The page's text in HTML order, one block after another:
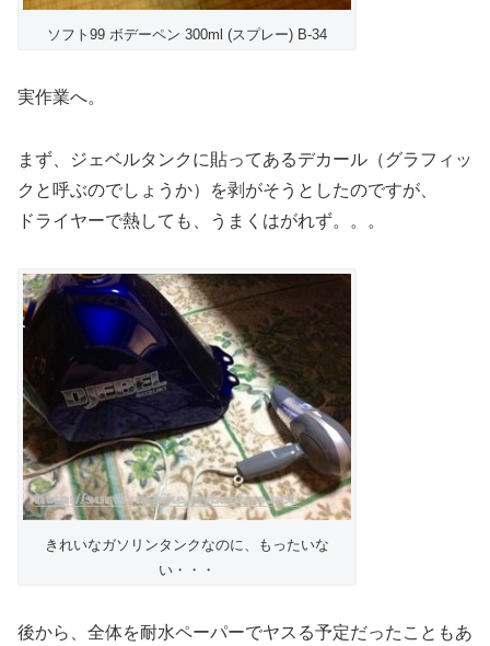
ソフト99 ボデーペン 300ml (スプレー) B-34
実作業へ。
まず、ジェベルタンクに貼ってあるデカール（グラフィッ
クと呼ぶのでしょうか）を剥がそうとしたのですが、
ドライヤーで熱しても、うまくはがれず。。。
きれいなガソリンタンクなのに、もったいな
い・・・
後から、全体を耐水ペーパーでヤスる予定だったこともあ